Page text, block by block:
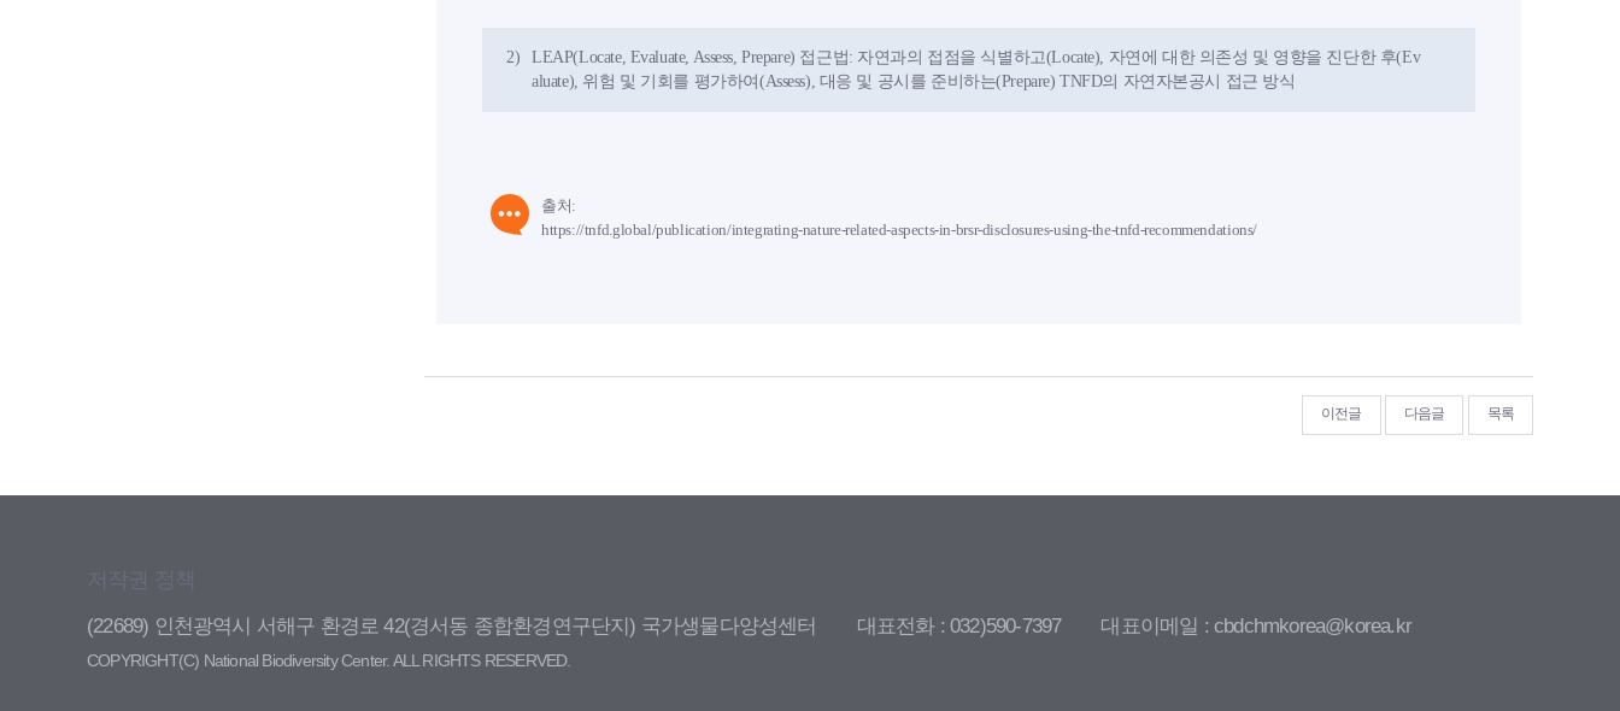
2)
LEAP(Locate, Evaluate, Assess, Prepare) 접근법: 자연과의 접점을 식별하고(Locate), 자연에 대한 의존성 및 영향을 진단한 후(Ev
aluate), 위험 및 기회를 평가하여(Assess), 대응 및 공시를 준비하는(Prepare) TNFD의 자연자본공시 접근 방식
출처:
https://tnfd.global/publication/integrating-nature-related-aspects-in-brsr-disclosures-using-the-tnfd-recommendations/
이전글 다음글 목록
저작권 정책
(22689) 인천광역시 서해구 환경로 42(경서동 종합환경연구단지) 국가생물다양성센터 대표전화 : 032)590-7397 대표이메일 : cbdchmkorea@korea.kr
COPYRIGHT(C) National Biodiversity Center. ALL RIGHTS RESERVED.